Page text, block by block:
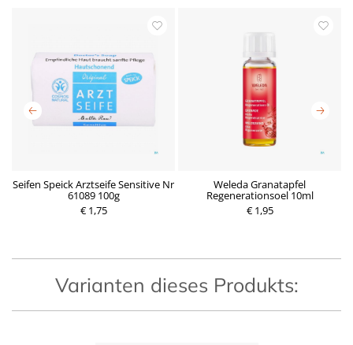
Seifen Speick Arztseife Sensitive Nr
61089 100g
€ 1,75
Weleda Granatapfel
Regenerationsoel 10ml
€ 1,95
P
Varianten dieses Produkts: